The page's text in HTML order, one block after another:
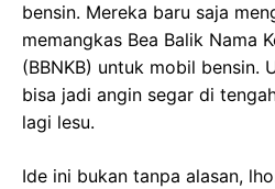
bensin. Mereka baru saja
memangkas Bea Balik Nama
(BBNKB) untuk mobil bensin.
bisa jadi angin segar di
lagi lesu.
Ide ini bukan tanpa alasan,